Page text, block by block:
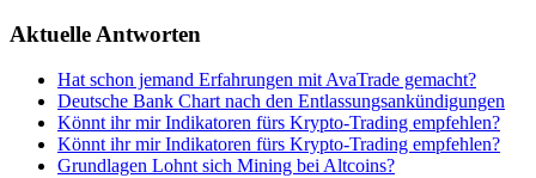
Aktuelle Antworten
Hat schon jemand Erfahrungen mit AvaTrade gemacht?
Deutsche Bank Chart nach den Entlassungsankündigungen
Könnt ihr mir Indikatoren fürs Krypto-Trading empfehlen?
Könnt ihr mir Indikatoren fürs Krypto-Trading empfehlen?
Grundlagen Lohnt sich Mining bei Altcoins?